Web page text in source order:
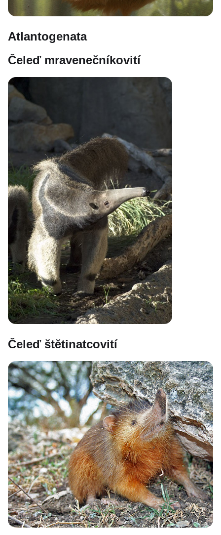
Atlantogenata
Čeleď mravenečníkovití
Čeleď štětinatcovití